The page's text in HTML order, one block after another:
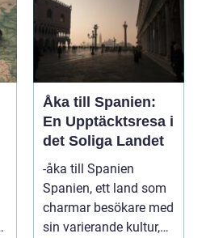
Åka till Spanien:
En Upptäcktsresa i
det Soliga Landet
-åka till Spanien
Spanien, ett land som
charmar besökare med
sin varierande kultur,